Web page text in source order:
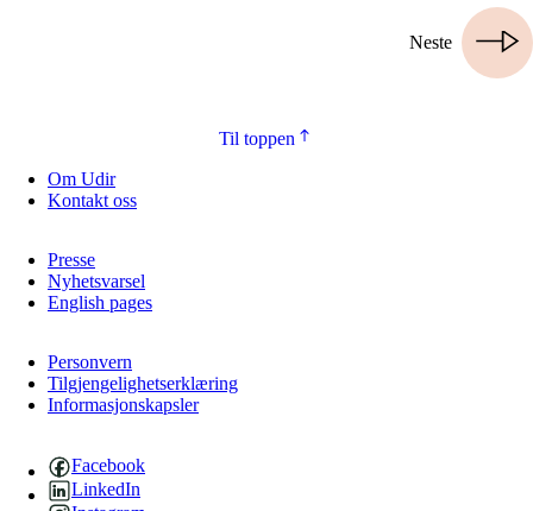
Neste
Til toppen
Om Udir
Kontakt oss
Presse
Nyhetsvarsel
English pages
Personvern
Tilgjengelighetserklæring
Informasjonskapsler
Facebook
LinkedIn